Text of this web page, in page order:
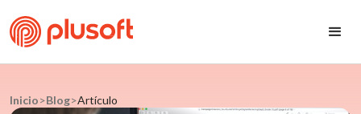
Inicio>Blog>Artículo